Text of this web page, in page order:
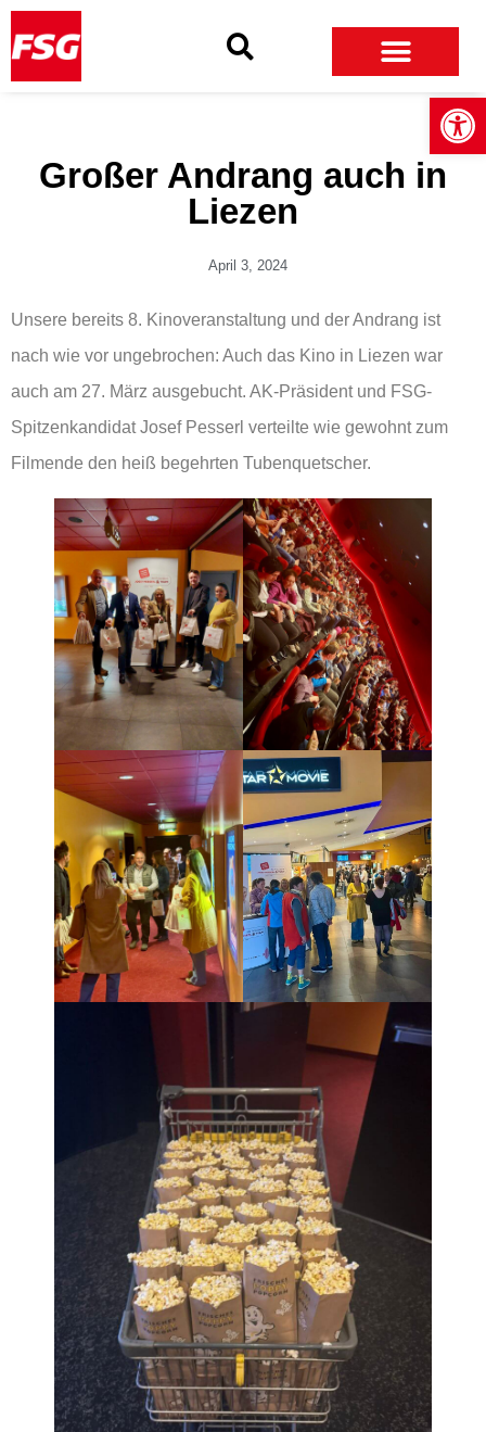
Skip
to
Content
Skip
to
navigation
Site
map
Großer Andrang auch in
Liezen
April 3, 2024
Unsere bereits 8. Kinoveranstaltung und der Andrang ist
nach wie vor ungebrochen: Auch das Kino in Liezen war
auch am 27. März ausgebucht. AK-Präsident und FSG-
Spitzenkandidat Josef Pesserl verteilte wie gewohnt zum
Filmende den heiß begehrten Tubenquetscher.